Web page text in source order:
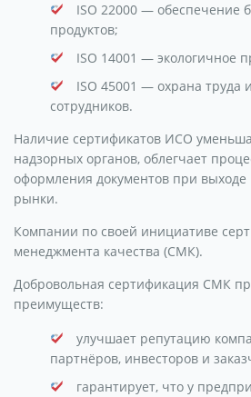
ISO 22000 — обеспечение
продуктов;
ISO 14001 — экологичное
ISO 45001 — охрана труда
сотрудников.
Наличие сертификатов ИСО
надзорных органов, облегчает
оформления документов при
рынки.
Компании по своей инициативе
менеджмента качества (СМК).
Добровольная сертификация СМК
преимуществ:
улучшает репутацию
партнёров, инвесторов и
гарантирует, что у